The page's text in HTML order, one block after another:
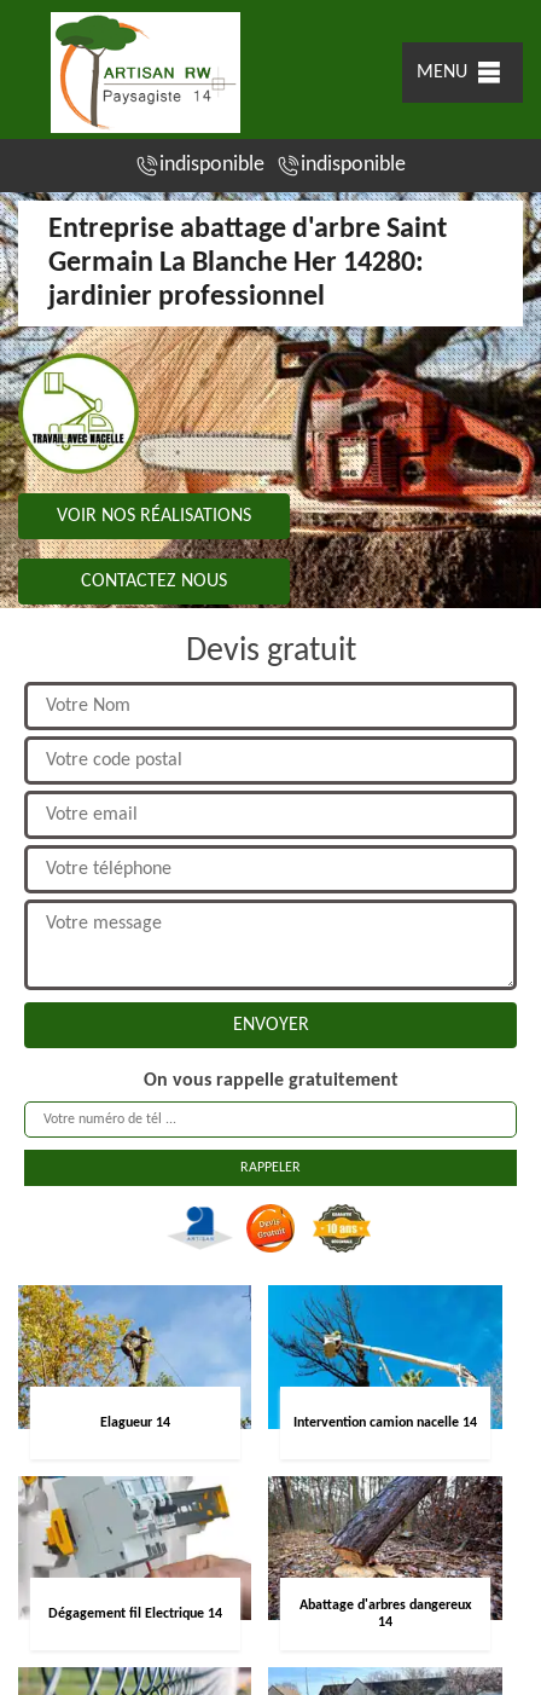
MENU
indisponible indisponible
Entreprise abattage d'arbre Saint
Germain La Blanche Her 14280:
jardinier professionnel
VOIR NOS RÉALISATIONS
CONTACTEZ NOUS
Devis gratuit
On vous rappelle gratuitement
Elagueur 14 Intervention camion nacelle 14
Dégagement fil Electrique 14
Abattage d'arbres dangereux
14